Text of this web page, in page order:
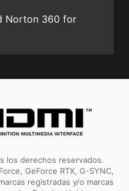
Norton 360 for
los derechos reservados.
GeForce RTX, G-SYNC,
registradas y/o marcas